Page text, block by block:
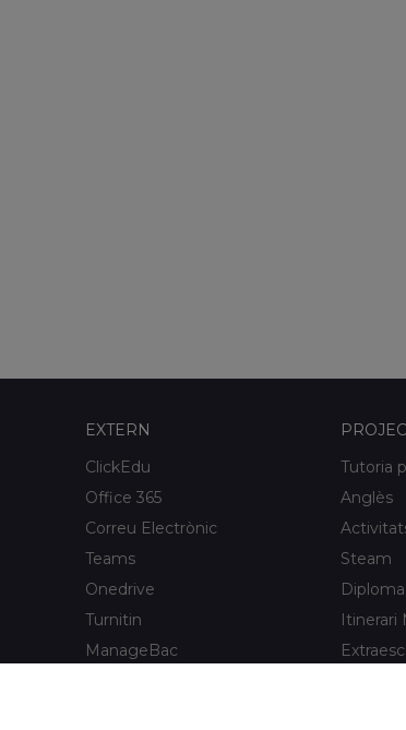
EXTERN
ClickEdu
Office 365
Correu Electrònic
Teams
Onedrive
Turnitin
ManageBac
Tutoria
Anglès
Steam
Itinerari